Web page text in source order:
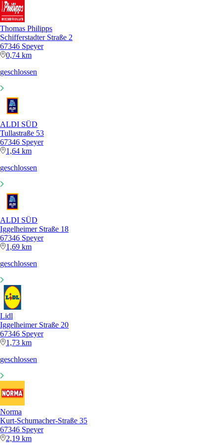
Thomas Philipps
Schifferstadter Straße 2
67346 Speyer
0,74 km
geschlossen
ALDI SÜD
Tullastraße 53
67346 Speyer
1,64 km
geschlossen
ALDI SÜD
Iggelheimer Straße 18
67346 Speyer
1,69 km
geschlossen
Lidl
Iggelheimer Straße 20
67346 Speyer
1,73 km
geschlossen
Norma
Kurt-Schumacher-Straße 35
67346 Speyer
2,19 km